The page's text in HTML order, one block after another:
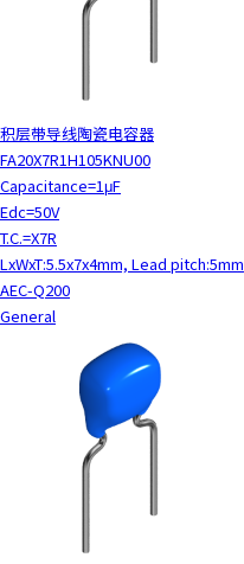
积层带导线陶瓷电容器
FA20X7R1H105KNU00
Capacitance=1μF
Edc=50V
T.C.=X7R
LxWxT:5.5x7x4mm, Lead pitch:5mm
AEC-Q200
General